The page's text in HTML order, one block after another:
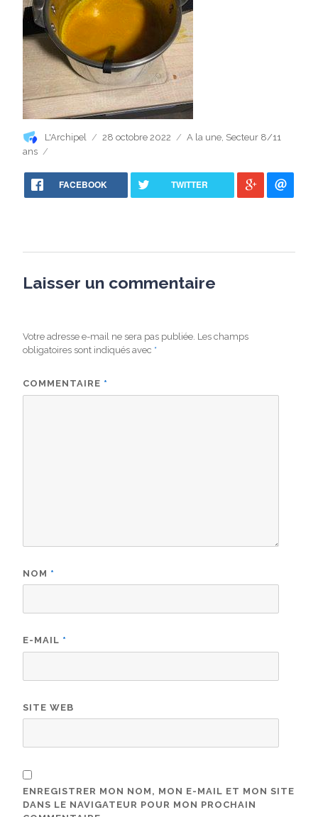
Auteur
L'Archipel
Publié
28 octobre 2022 Catégories
A la une, Secteur 8/11
ans
FACEBOOK TWITTER
Laisser un commentaire
Votre adresse e-mail ne sera pas publiée. Les champs
obligatoires sont indiqués avec *
COMMENTAIRE *
NOM *
E-MAIL *
SITE WEB
ENREGISTRER MON NOM, MON E-MAIL ET MON SITE
DANS LE NAVIGATEUR POUR MON PROCHAIN